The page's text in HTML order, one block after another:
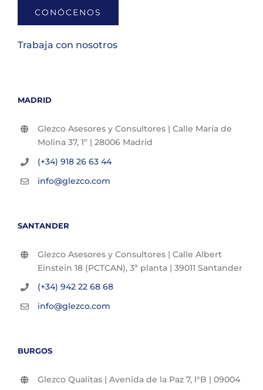
CONÓCENOS
Trabaja con nosotros
MADRID
Glezco Asesores y Consultores | Calle María de
Molina 37, 1º | 28006 Madrid
(+34) 918 26 63 44
info@glezco.com
SANTANDER
Glezco Asesores y Consultores | Calle Albert
Einstein 18 (PCTCAN), 3ª planta | 39011 Santander
(+34) 942 22 68 68
info@glezco.com
BURGOS
Glezco Qualitas | Avenida de la Paz 7, l°B | 09004